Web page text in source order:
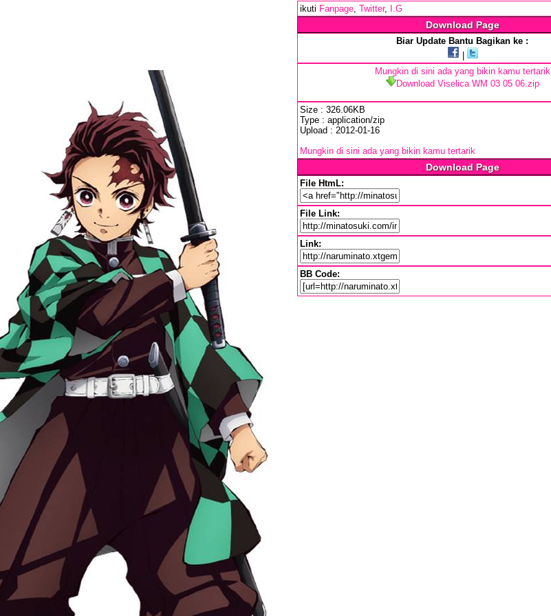
ikuti Fanpage, Twitter, I.G
Download Page
Biar Update Bantu Bagikan ke :
Mungkin di sini ada yang bikin kamu tertarik
Download Viselica WM 03 05 06.zip
Size : 326.06KB
Type : application/zip
Upload : 2012-01-16
Mungkin di sini ada yang bikin kamu tertarik
Download Page
File HtmL:
File Link:
Link:
BB Code: